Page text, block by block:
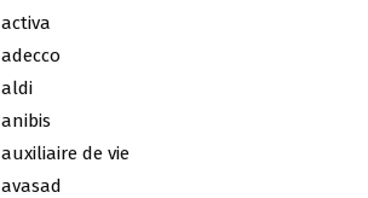
activa
adecco
aldi
anibis
auxiliaire de vie
avasad